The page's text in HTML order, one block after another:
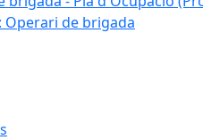
Operari de brigada